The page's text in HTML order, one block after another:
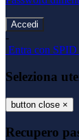
-
Entra con SPID
Seleziona
button close ×
Recupero